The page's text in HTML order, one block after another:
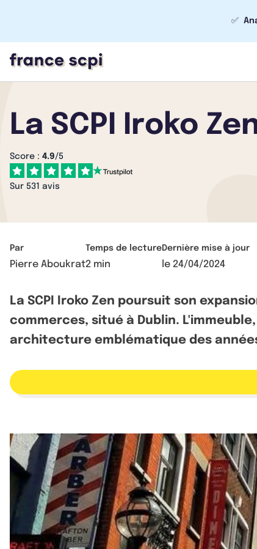
✅
La SCPI Iroko
Score : 4.9/5
Sur 531 avis
Par
Pierre Aboukrat
Temps de lecture
2 min
Dernière mise à jour
le 24/04/2024
La SCPI Iroko Zen poursuit son
commerces, situé à Dublin.
architecture emblématique des